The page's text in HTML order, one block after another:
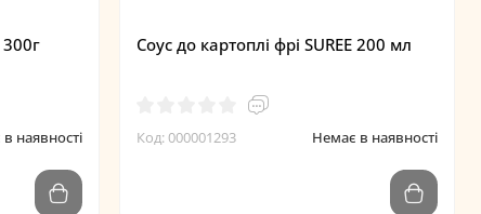
наявності
Соус до картоплі фрі SUREE 200 мл
Код: 000001293 Немає в наявності